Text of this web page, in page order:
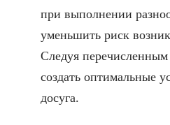
при выполнении
уменьшить риск
Следуя
создать оптимальные
досуга.